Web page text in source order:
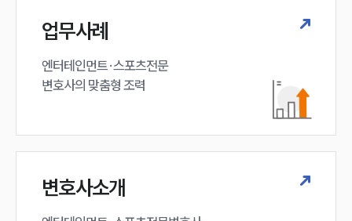
업무사례
엔터테인먼트·스포츠전문
변호사의 맞춤형 조력
변호사소개